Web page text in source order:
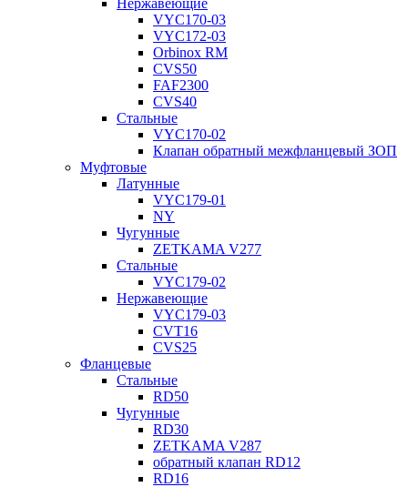
Нержавеющие
VYC170-03
VYC172-03
Orbinox RM
CVS50
FAF2300
CVS40
Стальные
VYC170-02
Клапан обратный межфланцевый ЗОП
Муфтовые
Латунные
VYC179-01
NY
Чугунные
ZETKAMA V277
Стальные
VYC179-02
Нержавеющие
VYC179-03
CVT16
CVS25
Фланцевые
Стальные
RD50
Чугунные
RD30
ZETKAMA V287
обратный клапан RD12
RD16